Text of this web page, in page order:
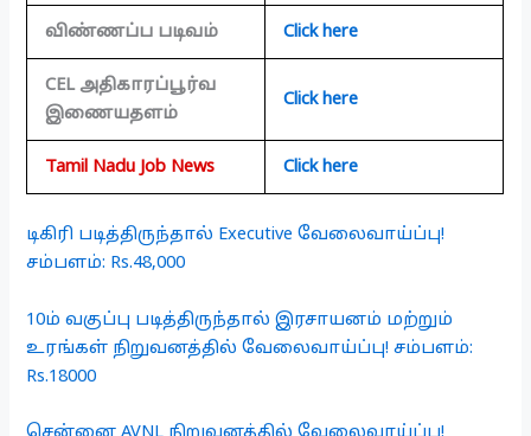
விண்ணப்ப படிவம் Click here
CEL அதிகாரப்பூர்வ
இணையதளம்
Click here
Tamil Nadu Job News Click here
டிகிரி படித்திருந்தால் Executive வேலைவாய்ப்பு!
சம்பளம்: Rs.48,000
10ம் வகுப்பு படித்திருந்தால் இரசாயனம் மற்றும்
உரங்கள் நிறுவனத்தில் வேலைவாய்ப்பு! சம்பளம்:
Rs.18000